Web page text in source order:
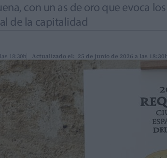
con un as de oro que evoca
de la capitalidad
18:30h Actualizado el: 25 de junio de 2026 a las